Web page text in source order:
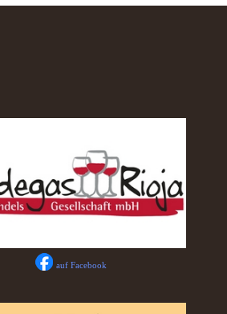
auf Facebook